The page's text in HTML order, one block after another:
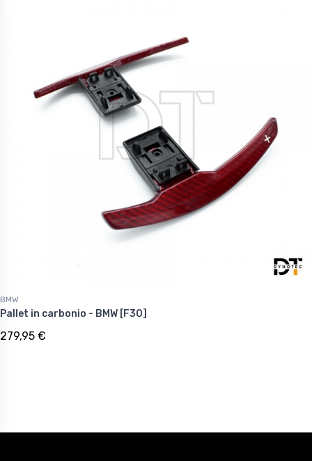
BMW
Pallet in carbonio - BMW [F30]
279,95 €